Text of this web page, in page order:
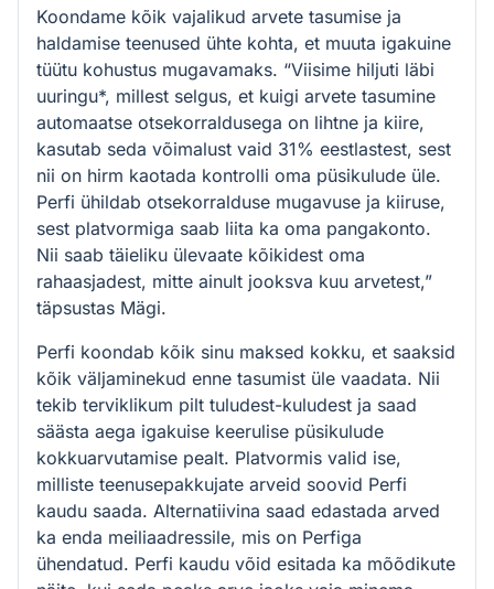
Koondame kõik vajalikud arvete tasumise ja
haldamise teenused ühte kohta, et muuta igakuine
tüütu kohustus mugavamaks. “Viisime hiljuti läbi
uuringu*, millest selgus, et kuigi arvete tasumine
automaatse otsekorraldusega on lihtne ja kiire,
kasutab seda võimalust vaid 31% eestlastest, sest
nii on hirm kaotada kontrolli oma püsikulude üle.
Perfi ühildab otsekorralduse mugavuse ja kiiruse,
sest platvormiga saab liita ka oma pangakonto.
Nii saab täieliku ülevaate kõikidest oma
rahaasjadest, mitte ainult jooksva kuu arvetest,”
täpsustas Mägi.
Perfi koondab kõik sinu maksed kokku, et saaksid
kõik väljaminekud enne tasumist üle vaadata. Nii
tekib terviklikum pilt tuludest-kuludest ja saad
säästa aega igakuise keerulise püsikulude
kokkuarvutamise pealt. Platvormis valid ise,
milliste teenusepakkujate arveid soovid Perfi
kaudu saada. Alternatiivina saad edastada arved
ka enda meiliaadressile, mis on Perfiga
ühendatud. Perfi kaudu võid esitada ka mõõdikute